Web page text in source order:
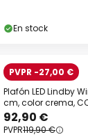
En stock
PVPR -27,00 €
Plafón LED Lindby
cm, color crema,
92,90 €
PVPR119,90 €